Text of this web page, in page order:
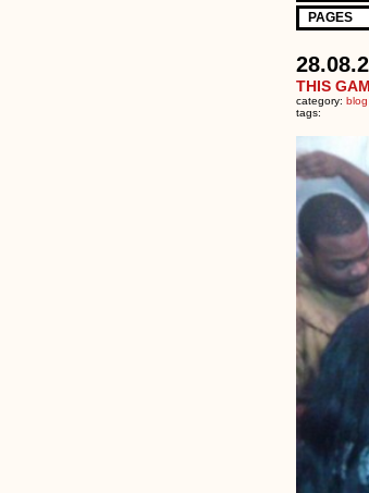
PAGES
THIS
category: blog
tags: